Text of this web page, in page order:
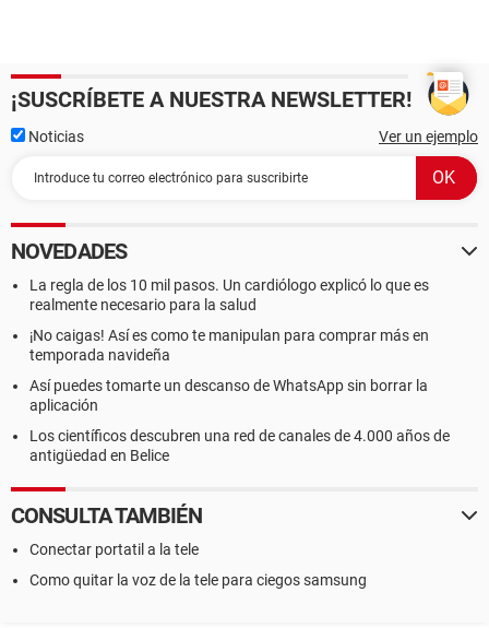
¡SUSCRÍBETE A NUESTRA NEWSLETTER!
Noticias Ver un ejemplo
NOVEDADES
La regla de los 10 mil pasos. Un cardiólogo explicó lo que es
realmente necesario para la salud
¡No caigas! Así es como te manipulan para comprar más en
temporada navideña
Así puedes tomarte un descanso de WhatsApp sin borrar la
aplicación
Los científicos descubren una red de canales de 4.000 años de
antigüedad en Belice
CONSULTA TAMBIÉN
Conectar portatil a la tele
Como quitar la voz de la tele para ciegos samsung